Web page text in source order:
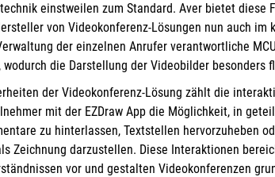
einstweilen zum Standard. Aver bietet diese
von Videokonferenz-Lösungen nun auch im
der einzelnen Anrufer verantwortliche
wodurch die Darstellung der Videobilder besonders
der Videokonferenz-Lösung zählt die
mit der EZDraw App die Möglichkeit, in
zu hinterlassen, Textstellen hervorzuheben
Zeichnung darzustellen. Diese Interaktionen
vor und gestalten Videokonferenzen